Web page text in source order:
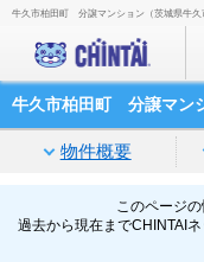
牛久市柏田町 分譲マンション（茨城県牛久
牛久市柏田町 分譲マン
物件概要
このページ
過去から現在までCHINTAI